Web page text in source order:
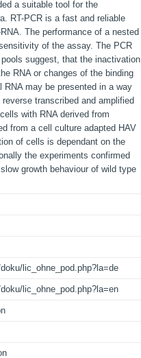
a suitable tool for the
RT-PCR is a fast and reliable
The performance of a nested
of the assay. The PCR
suggest, that the inactivation
RNA or changes of the binding
may be presented in a way
transcribed and amplified
with RNA derived from
from a cell culture adapted HAV
of cells is dependant on the
the experiments confirmed
growth behaviour of wild type
lic_ohne_pod.php?la=de
lic_ohne_pod.php?la=en